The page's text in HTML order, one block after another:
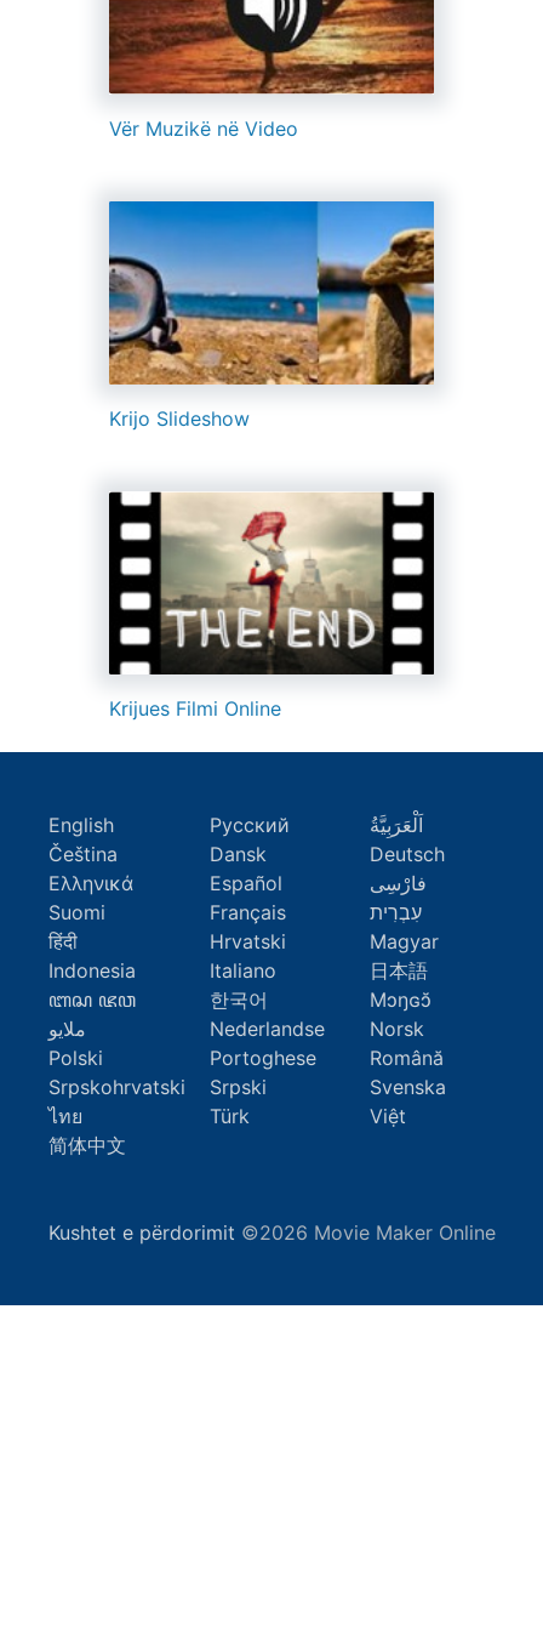
Vër Muzikë në Video
Krijo Slideshow
Krijues Filmi Online
English Русский
اَلْعَرَبِيَّةُ
Čeština
Dansk
Deutsch
Ελληνικά
Español
فارْسِى
Suomi
Français
עִבְרִית
हिंदी
Hrvatski
Magyar
Indonesia
Italiano
日本語
ꦧꦱ ꦗꦮ
한국어
Mɔŋɢɔ̆
ملايو
Nederlandse
Norsk
Polski
Portoghese
Română
Srpskohrvatski
Srpski
Svenska
ไทย
Türk
Việt
简体中文
Kushtet e përdorimit ©2026 Movie Maker Online